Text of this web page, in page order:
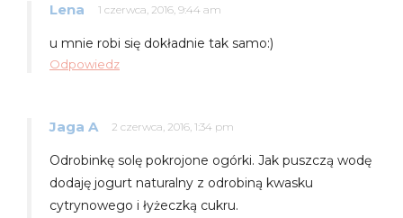
Lena 1 czerwca, 2016, 9:44 am
u mnie robi się dokładnie tak samo:)
Odpowiedz
Jaga A 2 czerwca, 2016, 1:34 pm
Odrobinkę solę pokrojone ogórki. Jak puszczą wodę
dodaję jogurt naturalny z odrobiną kwasku
cytrynowego i łyżeczką cukru.